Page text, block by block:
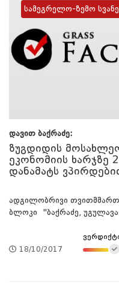
დავით ბაქრაძე:
ზუგდიდის
ეკონომიის ხარჯზე
დანამატს
ადგილობრივი
ბლოკი "ბაქრაძე,
18/10/2017
სამეგრელო-ზემო